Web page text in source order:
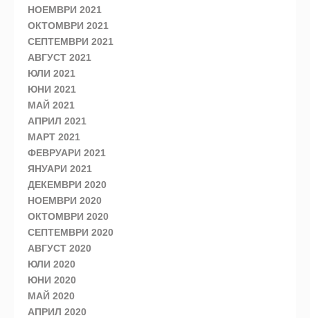
НОЕМВРИ 2021
ОКТОМВРИ 2021
СЕПТЕМВРИ 2021
АВГУСТ 2021
ЮЛИ 2021
ЮНИ 2021
МАЙ 2021
АПРИЛ 2021
МАРТ 2021
ФЕВРУАРИ 2021
ЯНУАРИ 2021
ДЕКЕМВРИ 2020
НОЕМВРИ 2020
ОКТОМВРИ 2020
СЕПТЕМВРИ 2020
АВГУСТ 2020
ЮЛИ 2020
ЮНИ 2020
МАЙ 2020
АПРИЛ 2020